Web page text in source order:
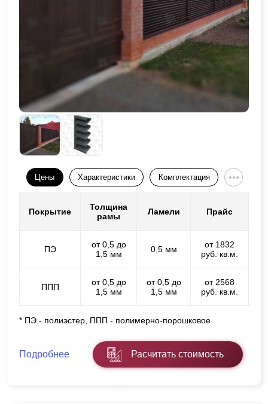
Цены Характеристики Комплектация
Покрытие
Толщина
рамы
Ламели Прайс
ПЭ
от 0,5 до
1,5 мм
0,5 мм
от 1832
руб. кв.м.
ППП
от 0,5 до
1,5 мм
от 0,5 до
1,5 мм
от 2568
руб. кв.м.
* ПЭ - полиэстер, ППП - полимерно-порошковое
Подробнее Расчитать стоимость